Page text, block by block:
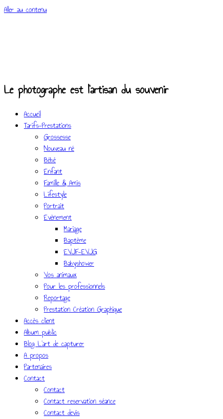
Aller au contenu
Le photographe est l'artisan du souvenir
Accueil
Tarifs-Prestations
Grossesse
Nouveau né
Bébé
Enfant
Famille & Amis
Lifestyle
Portrait
Evènement
Mariage
Baptème
EVJF-EVJG
Babyshower
Vos animaux
Pour les professionnels
Reportage
Prestation Création Graphique
Accès client
Album public
Blog L’art de capturer
A propos
Partenaires
Contact
Contact
Contact reservation séance
Contact devis